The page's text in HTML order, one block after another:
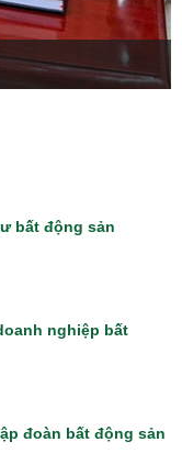
bất động sản
nghiệp bất
đoàn bất động sản